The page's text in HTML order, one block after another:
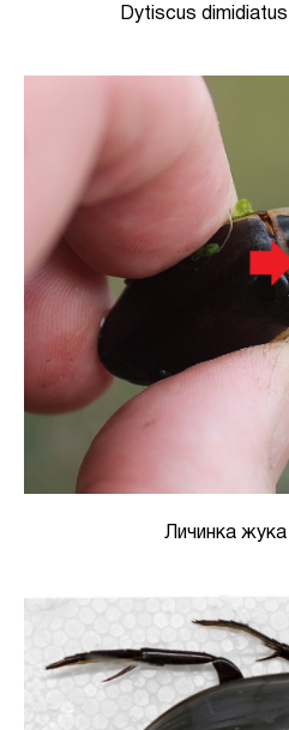
Dytiscus
Личинка жука